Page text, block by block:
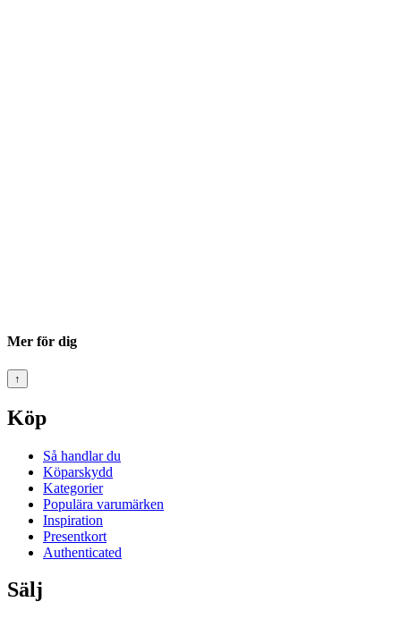
Mer för dig
↑
Köp
Så handlar du
Köparskydd
Kategorier
Populära varumärken
Inspiration
Presentkort
Authenticated
Sälj